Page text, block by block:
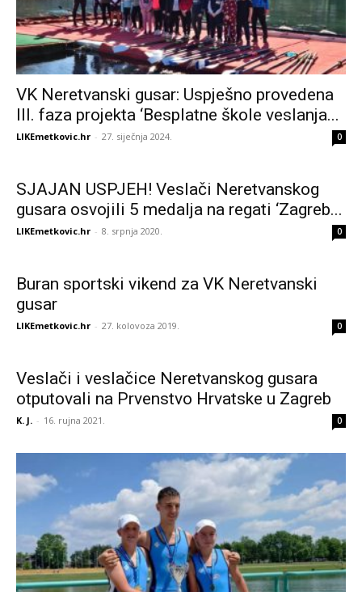
VK Neretvanski gusar: Uspješno provedena
III. faza projekta ‘Besplatne škole veslanja...
LIKEmetkovic.hr - 27. siječnja 2024. 0
SJAJAN USPJEH! Veslači Neretvanskog
gusara osvojili 5 medalja na regati ‘Zagreb...
LIKEmetkovic.hr - 8. srpnja 2020. 0
Buran sportski vikend za VK Neretvanski
gusar
LIKEmetkovic.hr - 27. kolovoza 2019. 0
Veslači i veslačice Neretvanskog gusara
otputovali na Prvenstvo Hrvatske u Zagreb
K. J. - 16. rujna 2021. 0